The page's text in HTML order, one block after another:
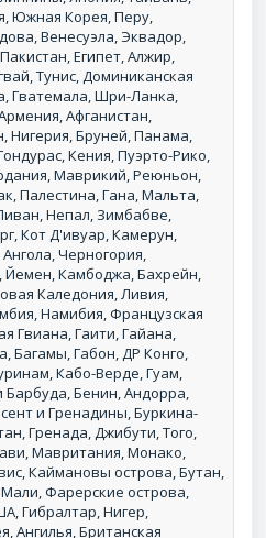
Южная Корея, Перу,
Венесуэла, Эквадор,
Египет, Алжир,
Тунис, Доминиканская
Гватемала, Шри-Ланка,
Афганистан,
Нигерия, Бруней, Панама,
Кения, Пуэрто-Рико,
Маврикий, Реюньон,
Палестина, Гана, Мальта,
Непал, Зимбабве,
Кот Д'ивуар, Камерун,
Черногория,
Йемен, Камбоджа, Бахрейн,
Каледония, Ливия,
Намибия, Французская
Гвиана, Гаити, Гайана,
Багамы, Габон, ДР Конго,
Кабо-Верде, Гуам,
Барбуда, Бенин, Андорра,
и Гренадины, Буркина-
Гренада, Джибути, Того,
Мавритания, Монако,
Каймановы острова, Бутан,
Фарерские острова,
Гибралтар, Нигер,
Ангилья, Британская